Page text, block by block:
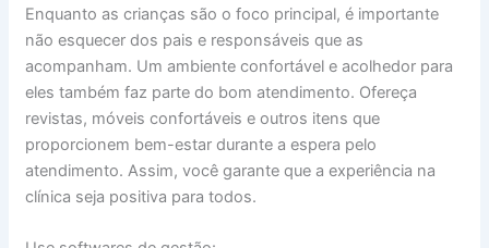
Enquanto as crianças são o foco principal, é importante
não esquecer dos pais e responsáveis que as
acompanham. Um ambiente confortável e acolhedor para
eles também faz parte do bom atendimento. Ofereça
revistas, móveis confortáveis e outros itens que
proporcionem bem-estar durante a espera pelo
atendimento. Assim, você garante que a experiência na
clínica seja positiva para todos.